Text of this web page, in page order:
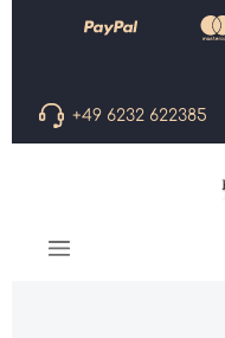
Zum Hauptinhalt
+49 6232 622385